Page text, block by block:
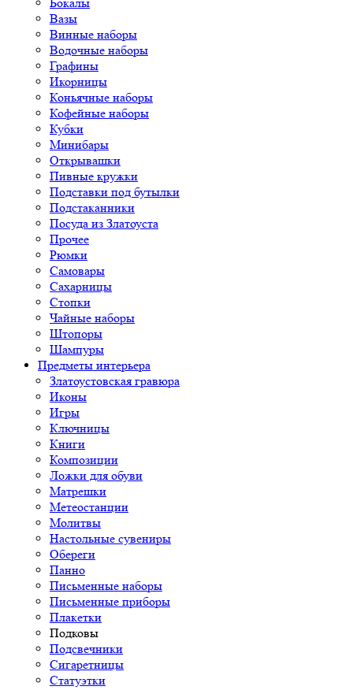
Вазы
Винные наборы
Водочные наборы
Графины
Икорницы
Коньячные наборы
Кофейные наборы
Кубки
Минибары
Открывашки
Пивные кружки
Подставки под бутылки
Подстаканники
Посуда из Златоуста
Прочее
Рюмки
Самовары
Сахарницы
Стопки
Чайные наборы
Штопоры
Шампуры
Предметы интерьера
Златоустовская гравюра
Иконы
Игры
Ключницы
Книги
Композиции
Ложки для обуви
Матрешки
Метеостанции
Молитвы
Настольные сувениры
Обереги
Панно
Письменные наборы
Письменные приборы
Плакетки
Подковы
Подсвечники
Сигаретницы
Статуэтки